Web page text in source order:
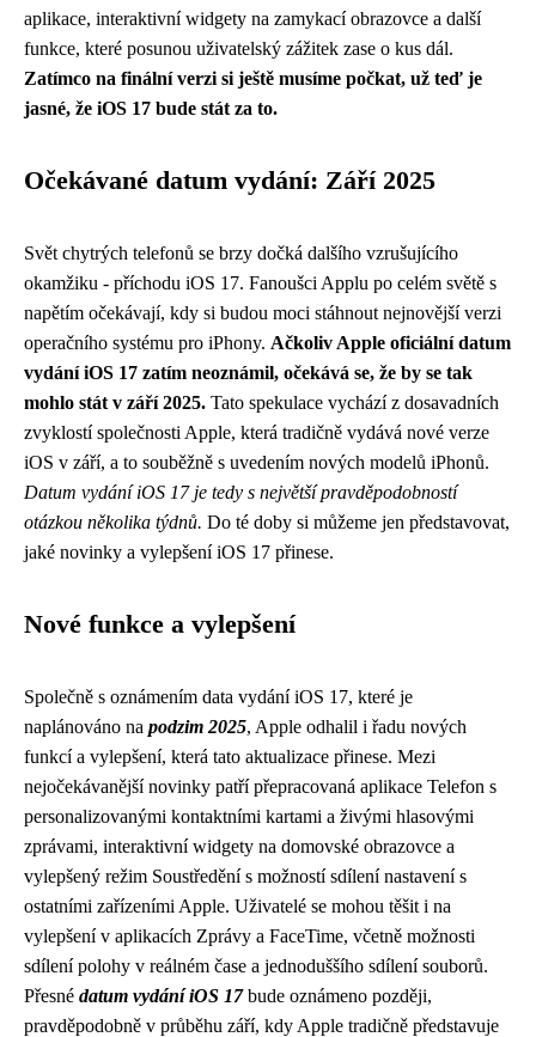
aplikace, interaktivní widgety na zamykací obrazovce a další
funkce, které posunou uživatelský zážitek zase o kus dál.
Zatímco na finální verzi si ještě musíme počkat, už teď je
jasné, že iOS 17 bude stát za to.
Očekávané datum vydání: Září 2025
Svět chytrých telefonů se brzy dočká dalšího vzrušujícího
okamžiku - příchodu iOS 17. Fanoušci Applu po celém světě s
napětím očekávají, kdy si budou moci stáhnout nejnovější verzi
operačního systému pro iPhony. Ačkoliv Apple oficiální datum
vydání iOS 17 zatím neoznámil, očekává se, že by se tak
mohlo stát v září 2025. Tato spekulace vychází z dosavadních
zvyklostí společnosti Apple, která tradičně vydává nové verze
iOS v září, a to souběžně s uvedením nových modelů iPhonů.
Datum vydání iOS 17 je tedy s největší pravděpodobností
otázkou několika týdnů. Do té doby si můžeme jen představovat,
jaké novinky a vylepšení iOS 17 přinese.
Nové funkce a vylepšení
Společně s oznámením data vydání iOS 17, které je
naplánováno na podzim 2025, Apple odhalil i řadu nových
funkcí a vylepšení, která tato aktualizace přinese. Mezi
nejočekávanější novinky patří přepracovaná aplikace Telefon s
personalizovanými kontaktními kartami a živými hlasovými
zprávami, interaktivní widgety na domovské obrazovce a
vylepšený režim Soustředění s možností sdílení nastavení s
ostatními zařízeními Apple. Uživatelé se mohou těšit i na
vylepšení v aplikacích Zprávy a FaceTime, včetně možnosti
sdílení polohy v reálném čase a jednoduššího sdílení souborů.
Přesné datum vydání iOS 17bude oznámeno později,
pravděpodobně v průběhu září, kdy Apple tradičně představuje